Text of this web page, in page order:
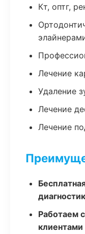
Кт, оптг,
Лечение
Удаление
Лечение
Лечение
Работаем
клиентами